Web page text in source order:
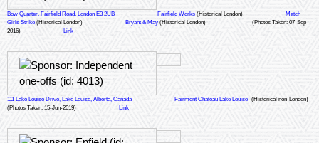
Bow Quarter, Fairfield Road, London E3 2UB Fairfield Works (Historical London)
Match
Girls Strike (Historical London) Bryant & May (Historical London)
(Photos Taken: 07-Sep-
2016)
Link
111 Lake Louise Drive, Lake Louise, Alberta, Canada Fairmont Chateau Lake Louise (Historical non-London)
(Photos Taken: 15-Jun-2019)
Link